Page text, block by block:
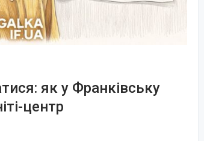
як у Франківську
центр